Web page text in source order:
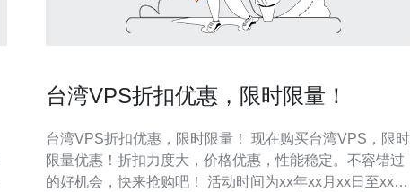
台湾VPS折扣优惠，限时限量！
台湾VPS折扣优惠，限时限量！ 现在购买台湾VPS，限时
限量优惠！折扣力度大，价格优惠，性能稳定。不容错过
的好机会，快来抢购吧！ 活动时间为xx年xx月xx日至xx年